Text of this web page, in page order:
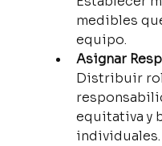
medibles
equipo.
Asignar
Distribuir
equitativa y
individuales.